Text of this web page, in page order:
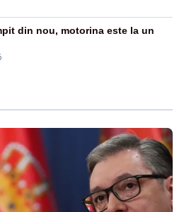
din nou, motorina este la un